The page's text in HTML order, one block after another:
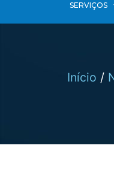
SERVIÇOS
Início /